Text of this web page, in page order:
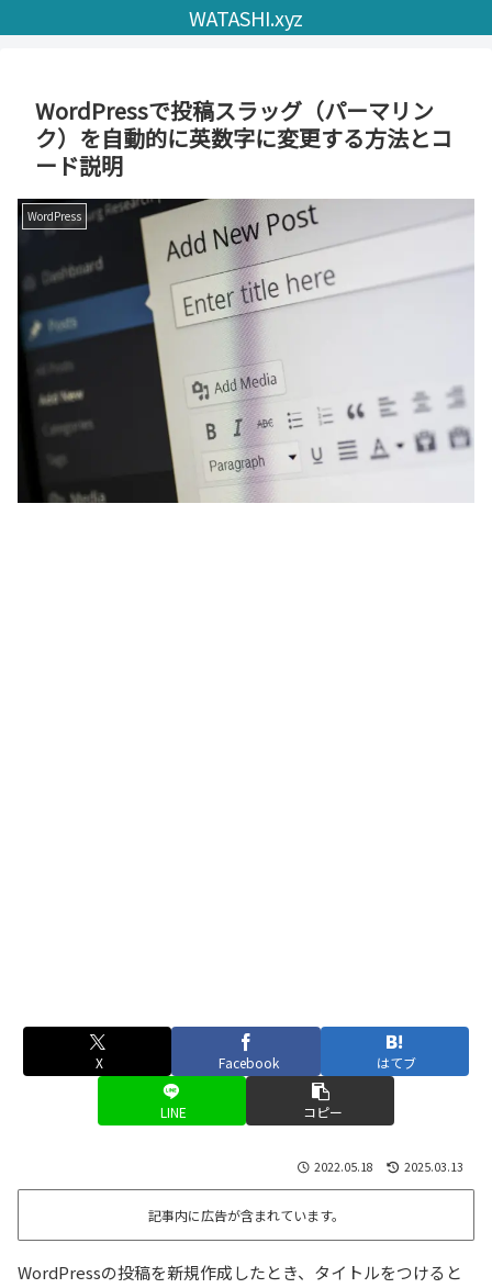
WATASHI.xyz
WordPressで投稿スラッグ（パーマリン
ク）を自動的に英数字に変更する方法とコ
ード説明
WordPress
X Facebook はてブ
LINE コピー
2022.05.18 2025.03.13
記事内に広告が含まれています。
WordPressの投稿を新規作成したとき、タイトルをつけると